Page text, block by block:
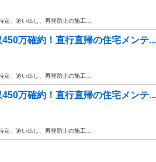
定、追い出し、再発防止の施工…
万確約！直行直帰の住宅メンテ...
定、追い出し、再発防止の施工…
万確約！直行直帰の住宅メンテ...
定、追い出し、再発防止の施工…